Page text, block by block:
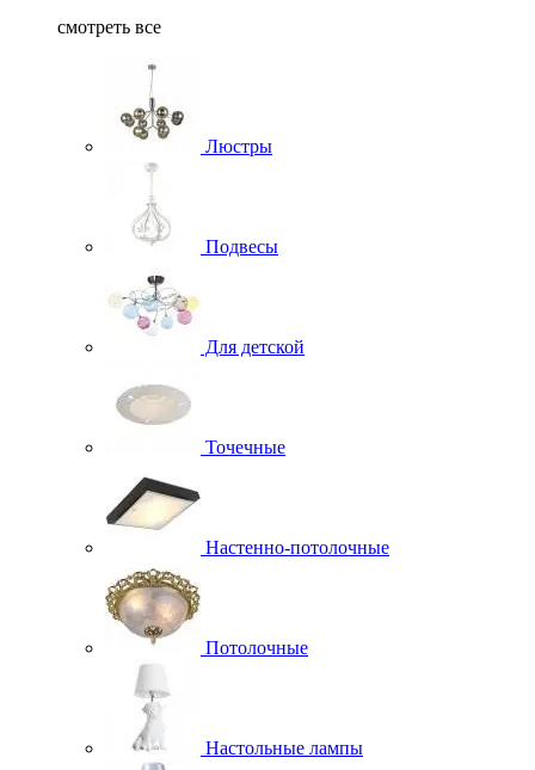
смотреть все
Люстры
Подвесы
Для детской
Точечные
Настенно-потолочные
Потолочные
Настольные лампы